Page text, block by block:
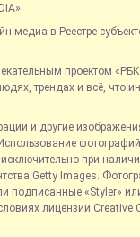
медиа в Реестре
проектом
трендах и всё, что
и другие
при
Getty Images.
подписанные «Styler»
лицензии